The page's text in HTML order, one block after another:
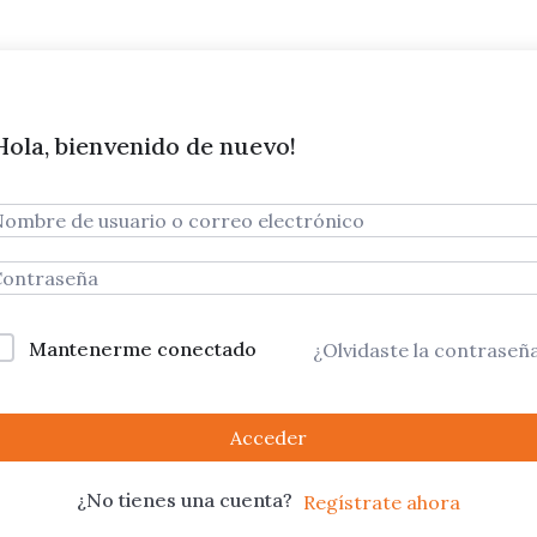
bienvenido de nuevo!
Mantenerme conectado ¿Olvidaste la
Acceder
¿No tienes una cuenta? Regístrate ahora